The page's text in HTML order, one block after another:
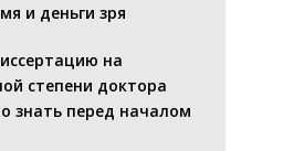
и деньги зря
на
степени доктора
знать перед началом